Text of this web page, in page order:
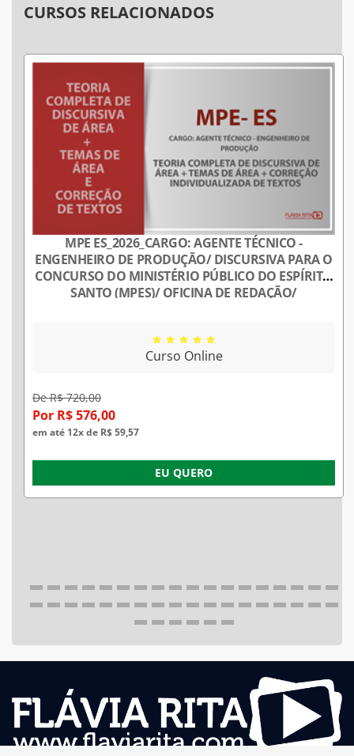
CURSOS RELACIONADOS
MPE ES_2026_CARGO: AGENTE TÉCNICO -
ENGENHEIRO DE PRODUÇÃO/ DISCURSIVA PARA O
CONCURSO DO MINISTÉRIO PÚBLICO DO ESPÍRITO
SANTO (MPES)/ OFICINA DE REDAÇÃO/
Curso Online
De R$ 720,00
Por R$ 576,00
em até 12x de R$ 59,57
EU QUERO